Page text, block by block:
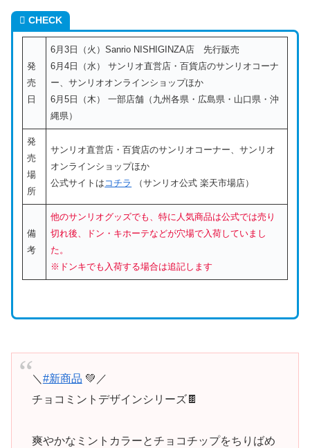
CHECK
発
売
日
6月3日（火）Sanrio NISHIGINZA店 先行販売
6月4日（水） サンリオ直営店・百貨店のサンリオコーナ
ー、サンリオオンラインショップほか
6月5日（木） 一部店舗（九州各県・広島県・山口県・沖
縄県）
発
売
場
所
サンリオ直営店・百貨店のサンリオコーナー、サンリオ
オンラインショップほか
公式サイトは コチラ （サンリオ公式 楽天市場店）
備
考
他のサンリオグッズでも、特に人気商品は公式では売り
切れ後、ドン・キホーテなどが穴場で入荷していまし
た。
※ドンキでも入荷する場合は追記します
＼ #新商品 💚／
チョコミントデザインシリーズ🍫
爽やかなミントカラーとチョコチップをちりばめ